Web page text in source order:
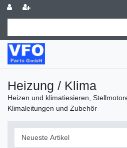
Heizung / Klima
Heizen und klimatiesieren,
Klimaleitungen und Zubehör